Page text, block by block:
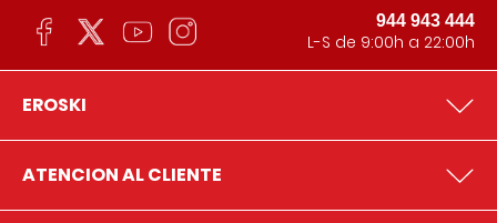
944 943 444
L-S de 9:00h a 22:00h
EROSKI
ATENCION AL CLIENTE